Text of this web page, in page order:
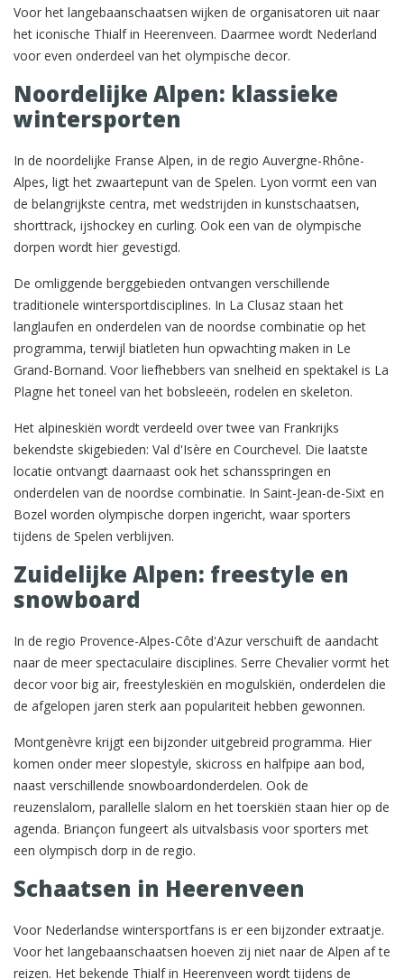
Voor het langebaanschaatsen wijken de organisatoren uit naar
het iconische Thialf in Heerenveen. Daarmee wordt Nederland
voor even onderdeel van het olympische decor.
Noordelijke Alpen: klassieke
wintersporten
In de noordelijke Franse Alpen, in de regio Auvergne-Rhône-
Alpes, ligt het zwaartepunt van de Spelen. Lyon vormt een van
de belangrijkste centra, met wedstrijden in kunstschaatsen,
shorttrack, ijshockey en curling. Ook een van de olympische
dorpen wordt hier gevestigd.
De omliggende berggebieden ontvangen verschillende
traditionele wintersportdisciplines. In La Clusaz staan het
langlaufen en onderdelen van de noordse combinatie op het
programma, terwijl biatleten hun opwachting maken in Le
Grand-Bornand. Voor liefhebbers van snelheid en spektakel is La
Plagne het toneel van het bobsleeën, rodelen en skeleton.
Het alpineskiën wordt verdeeld over twee van Frankrijks
bekendste skigebieden: Val d'Isère en Courchevel. Die laatste
locatie ontvangt daarnaast ook het schansspringen en
onderdelen van de noordse combinatie. In Saint-Jean-de-Sixt en
Bozel worden olympische dorpen ingericht, waar sporters
tijdens de Spelen verblijven.
Zuidelijke Alpen: freestyle en
snowboard
In de regio Provence-Alpes-Côte d'Azur verschuift de aandacht
naar de meer spectaculaire disciplines. Serre Chevalier vormt het
decor voor big air, freestyleskiën en mogulskiën, onderdelen die
de afgelopen jaren sterk aan populariteit hebben gewonnen.
Montgenèvre krijgt een bijzonder uitgebreid programma. Hier
komen onder meer slopestyle, skicross en halfpipe aan bod,
naast verschillende snowboardonderdelen. Ook de
reuzenslalom, parallelle slalom en het toerskiën staan hier op de
agenda. Briançon fungeert als uitvalsbasis voor sporters met
een olympisch dorp in de regio.
Schaatsen in Heerenveen
Voor Nederlandse wintersportfans is er een bijzonder extraatje.
Voor het langebaanschaatsen hoeven zij niet naar de Alpen af te
reizen. Het bekende Thialf in Heerenveen wordt tijdens de